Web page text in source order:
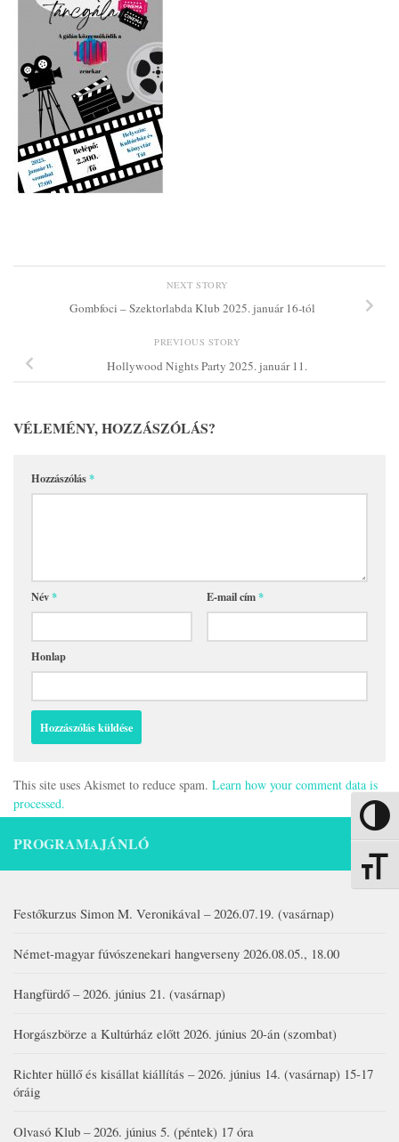
Nagy
NEXT STORY
Gombfoci – Szektorlabda Klub 2025. január 16-tól
PREVIOUS STORY
Hollywood Nights Party 2025. január 11.
VÉLEMÉNY, HOZZÁSZÓLÁS?
Hozzászólás*
Név* E-mail cím*
Honlap
This site uses Akismet to reduce spam. Learn how your comment data is
processed.
PROGRAMAJÁNLÓ
Festőkurzus Simon M. Veronikával – 2026.07.19. (vasárnap)
Német-magyar fúvószenekari hangverseny 2026.08.05., 18.00
Hangfürdő – 2026. június 21. (vasárnap)
Horgászbörze a Kultúrház előtt 2026. június 20-án (szombat)
Richter hüllő és kisállat kiállítás – 2026. június 14. (vasárnap) 15-17
óráig
Olvasó Klub – 2026. június 5. (péntek) 17 óra